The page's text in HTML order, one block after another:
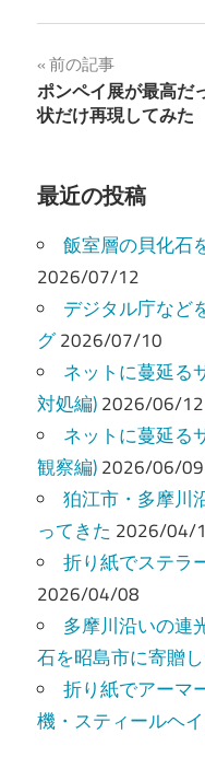
投
稿
ビ
ゲ
ー
シ
ョ
ン
前の記事
ポンペイ展が最高だ
状だけ再現してみた
最近の投稿
飯室層の貝化石
2026/07/12
デジタル庁など
グ2026/07/10
ネットに蔓延る
対処編)2026/06/12
ネットに蔓延る
観察編)2026/06/09
狛江市・多摩川
ってきた 2026/04/
折り紙でステラ
2026/04/08
多摩川沿いの連
石を昭島市に寄贈
折り紙でアーマ
機・スティールヘ